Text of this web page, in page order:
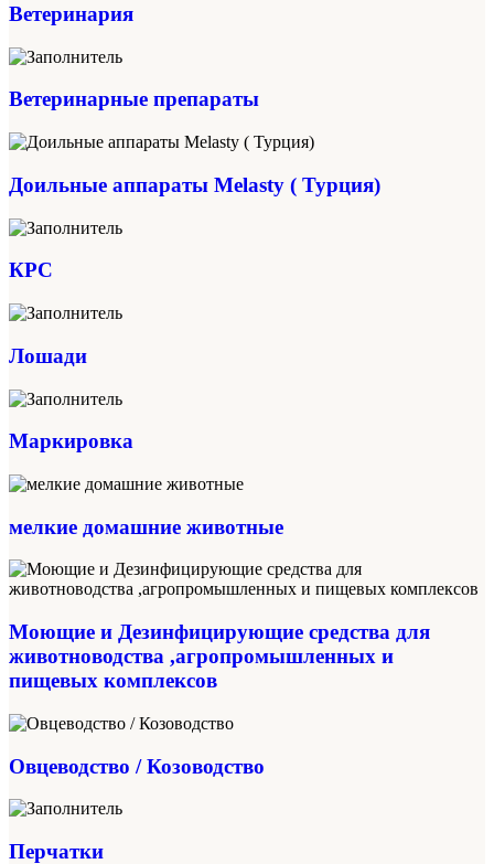
Ветеринария
Ветеринарные препараты
Доильные аппараты Melasty ( Турция)
КРС
Лошади
Маркировка
мелкие домашние животные
Моющие и Дезинфицирующие средства для
животноводства ,агропромышленных и
пищевых комплексов
Овцеводство / Козоводство
Перчатки